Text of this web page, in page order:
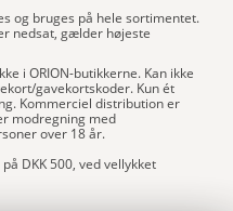
og bruges på hele sortimentet.
nedsat, gælder højeste
i ORION-butikkerne. Kan ikke
gavekortskoder. Kun ét
Kommerciel distribution er
modregning med
over 18 år.
DKK 500, ved vellykket